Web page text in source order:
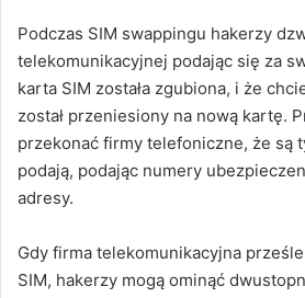
Podczas SIM swappingu hakerzy
telekomunikacyjnej podając się za
karta SIM została zgubiona, i że
został przeniesiony na nową kartę.
przekonać firmy telefoniczne, że są
podają, podając numery
adresy.
Gdy firma telekomunikacyjna
SIM, hakerzy mogą ominąć